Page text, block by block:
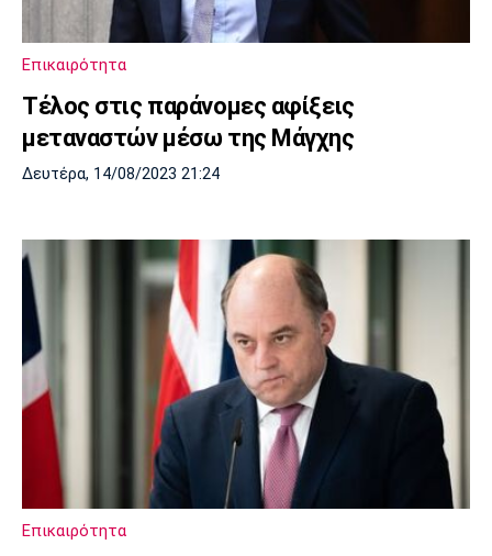
Επικαιρότητα
Τέλος στις παράνομες αφίξεις
μεταναστών μέσω της Μάγχης
Δευτέρα, 14/08/2023 21:24
Επικαιρότητα